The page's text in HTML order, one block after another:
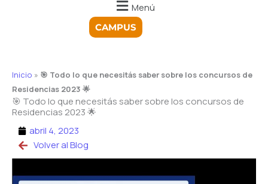
Menú
CAMPUS
Inicio » 🎯 Todo lo que necesitás saber sobre los concursos de
Residencias 2023 🌟
🎯 Todo lo que necesitás saber sobre los concursos de
Residencias 2023 🌟
abril 4, 2023
Volver al Blog